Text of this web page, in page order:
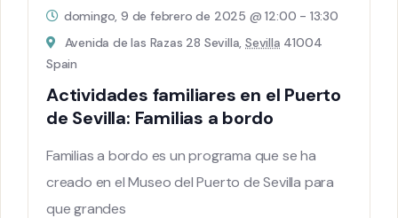
domingo, 9 de febrero de 2025 @ 12:00 - 13:30
Avenida de las Razas 28 Sevilla,Sevilla 41004
Spain
Actividades familiares en el Puerto
de Sevilla: Familias a bordo
Familias a bordo es un programa que se ha
creado en el Museo del Puerto de Sevilla para
que grandes